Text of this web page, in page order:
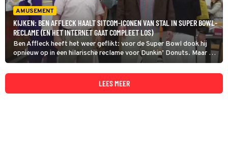
AMUSEMENT
KIJKEN: BEN AFFLECK HAALT SITCOM-ICONEN VAN STAL IN SUPER BOWL-
RECLAME (EN HET INTERNET GAAT COMPLEET LOS)
Ben Affleck heeft het weer geflikt: voor de Super Bowl dook hij
opnieuw op in een hilarische reclame voor Dunkin’ Donuts. Maar dit
keer is hij niet alleen, want ineens staan er een hele rits aan sitcom-
legendes naast hem, compleet met een flinke dosis nostalgie en
knipogen naar klassieke tv-series.
LEES MEER